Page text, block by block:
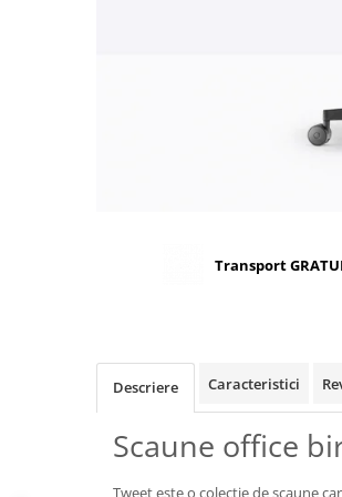
Transport
Descriere Caracteristici
Scaune office
Tweet este o colecție de scaune